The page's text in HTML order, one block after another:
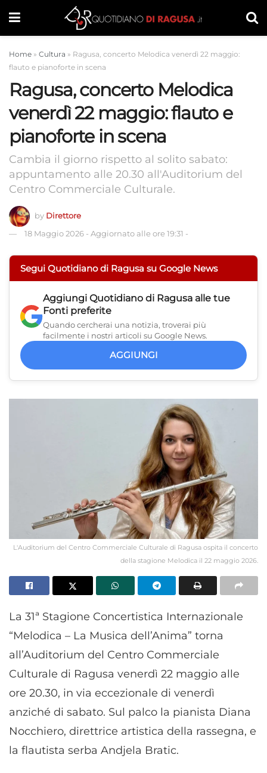
Home » Cultura » Ragusa, concerto Melodica venerdì 22 maggio:
flauto e pianoforte in scena
Ragusa, concerto Melodica
venerdì 22 maggio: flauto e
pianoforte in scena
Cambia il giorno rispetto al solito sabato:
appuntamento alle 20.30 all'Auditorium del
Centro Commerciale Culturale.
by Direttore
18 Maggio 2026 - Aggiornato alle ore 19:31 -
Segui Quotidiano di Ragusa su Google News
Aggiungi Quotidiano di Ragusa alle tue
Fonti preferite
Quando cercherai una notizia, troverai più
facilmente i nostri articoli su Google News.
AGGIUNGI
L'Auditorium del Centro Commerciale Culturale di Ragusa ospita il concerto
della stagione Melodica il 22 maggio 2026.
La 31ª Stagione Concertistica Internazionale
“Melodica – La Musica dell’Anima” torna
all’Auditorium del Centro Commerciale
Culturale di Ragusa venerdì 22 maggio alle
ore 20.30, in via eccezionale di venerdì
anziché di sabato. Sul palco la pianista Diana
Nocchiero, direttrice artistica della rassegna, e
la flautista serba Andjela Bratic.